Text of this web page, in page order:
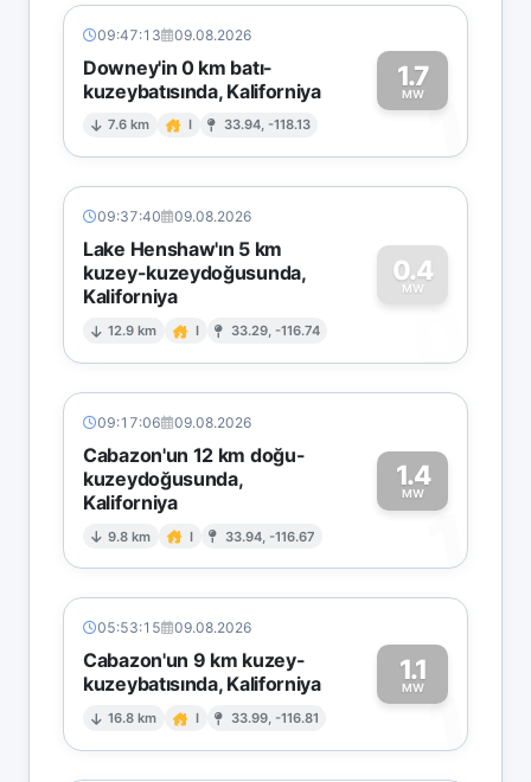
09:47:13 09.08.2026
Downey'in 0 km batı-
kuzeybatısında, Kaliforniya
7.6 km I 33.94, -118.13
1.7
MW1
09:37:40 09.08.2026
Lake Henshaw'ın 5 km
kuzey-kuzeydoğusunda,
Kaliforniya
12.9 km I 33.29, -116.74
0.4
MW
0
09:17:06 09.08.2026
Cabazon'un 12 km doğu-
kuzeydoğusunda,
Kaliforniya
9.8 km I 33.94, -116.67
1.4
MW
1
05:53:15 09.08.2026
Cabazon'un 9 km kuzey-
kuzeybatısında, Kaliforniya
16.8 km I 33.99, -116.81
1.1
MW1